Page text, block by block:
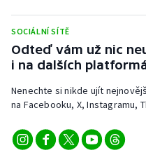
SOCIÁLNÍ SÍTĚ
Odteď vám už nic
i na dalších
Nenechte si nikde ujít
na Facebooku, X, Instagramu,